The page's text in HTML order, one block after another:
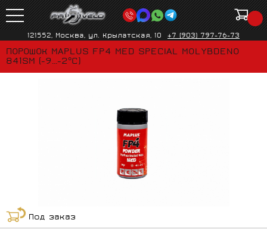
121552, Москва, ул. Крылатская, 10 +7 (903) 797-76-73
ПОРОШОК MAPLUS FP4 MED SPECIAL MOLYBDENO
841SM (-9...-2°C)
Под заказ